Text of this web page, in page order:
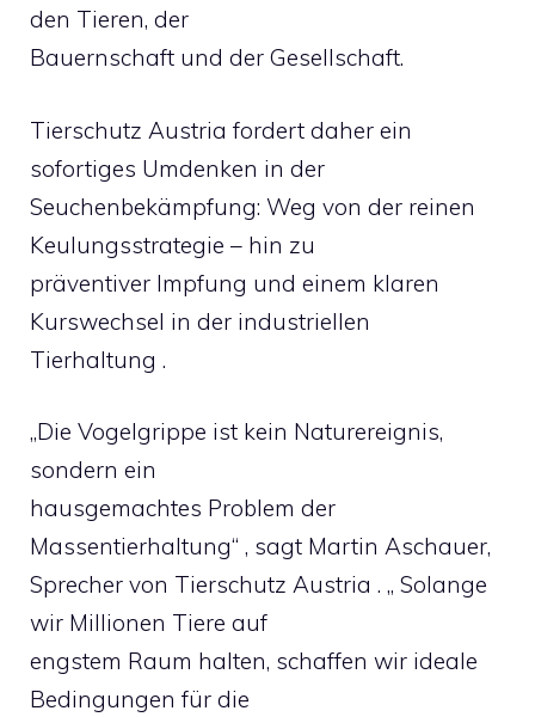
den Tieren, der
Bauernschaft und der Gesellschaft.
Tierschutz Austria fordert daher ein
sofortiges Umdenken in der
Seuchenbekämpfung: Weg von der reinen
Keulungsstrategie – hin zu
präventiver Impfung und einem klaren
Kurswechsel in der industriellen
Tierhaltung .
„Die Vogelgrippe ist kein Naturereignis,
sondern ein
hausgemachtes Problem der
Massentierhaltung“ , sagt Martin Aschauer,
Sprecher von Tierschutz Austria . „ Solange
wir Millionen Tiere auf
engstem Raum halten, schaffen wir ideale
Bedingungen für die